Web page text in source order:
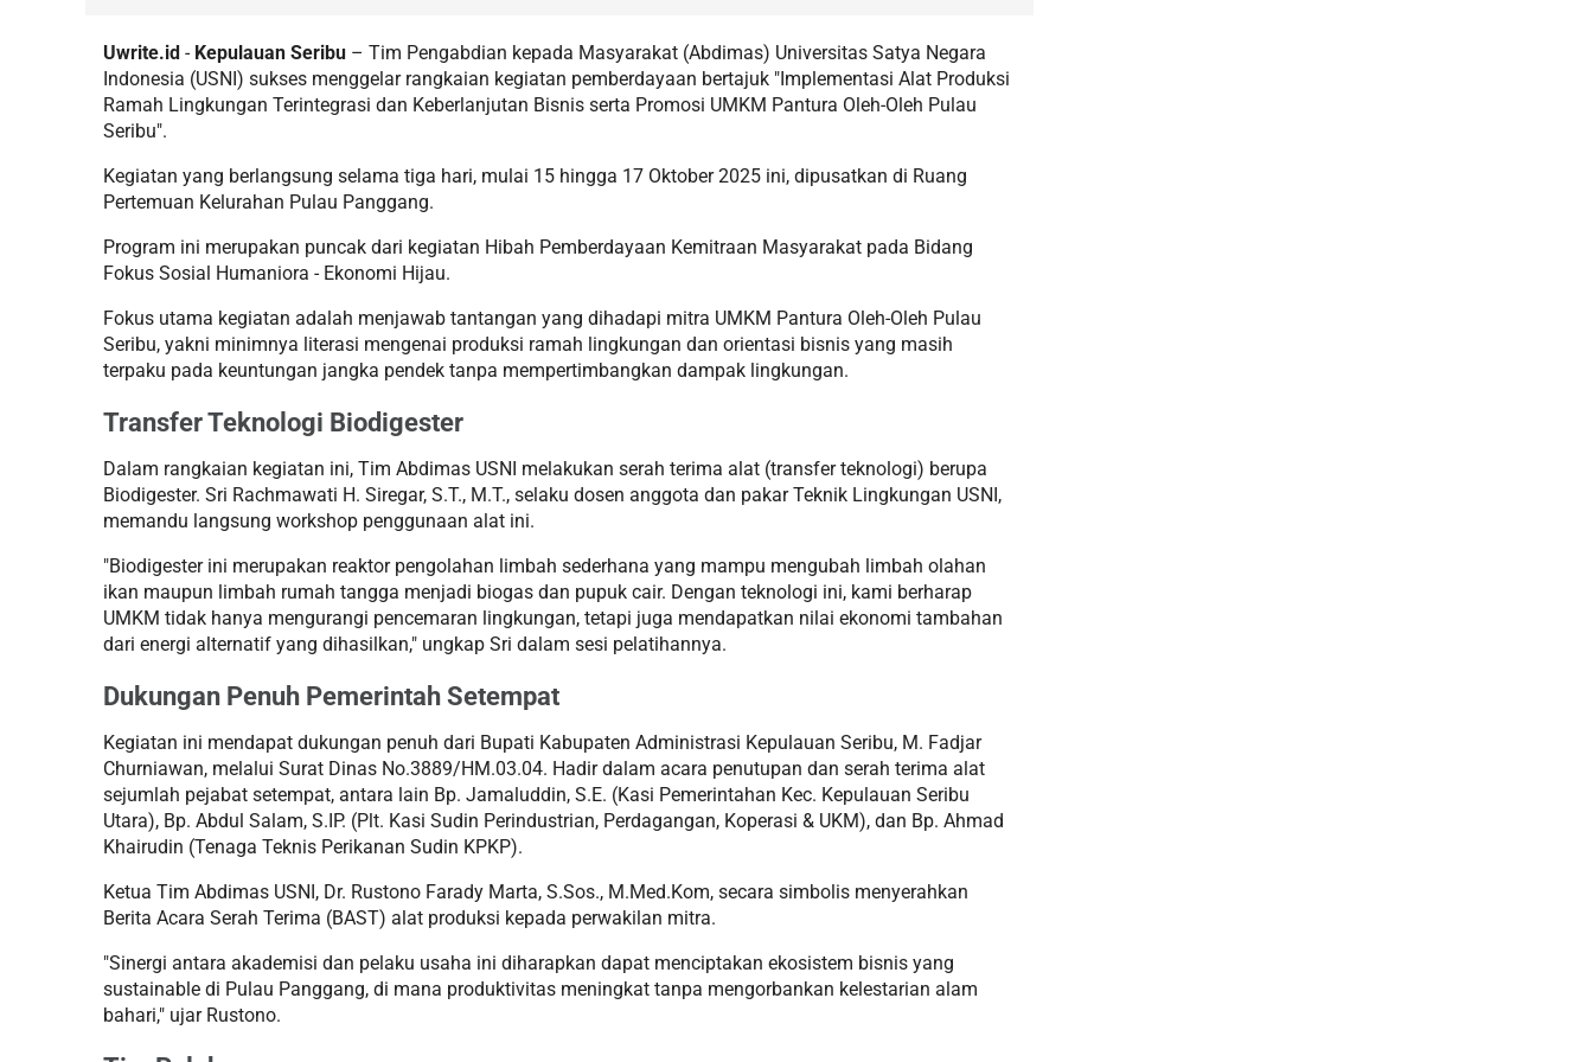
Uwrite.id - Kepulauan Seribu – Tim Pengabdian kepada Masyarakat (Abdimas) Universitas Satya Negara
Indonesia (USNI) sukses menggelar rangkaian kegiatan pemberdayaan bertajuk "Implementasi Alat Produksi
Ramah Lingkungan Terintegrasi dan Keberlanjutan Bisnis serta Promosi UMKM Pantura Oleh-Oleh Pulau
Seribu".
Kegiatan yang berlangsung selama tiga hari, mulai 15 hingga 17 Oktober 2025 ini, dipusatkan di Ruang
Pertemuan Kelurahan Pulau Panggang.
Program ini merupakan puncak dari kegiatan Hibah Pemberdayaan Kemitraan Masyarakat pada Bidang
Fokus Sosial Humaniora - Ekonomi Hijau.
Fokus utama kegiatan adalah menjawab tantangan yang dihadapi mitra UMKM Pantura Oleh-Oleh Pulau
Seribu, yakni minimnya literasi mengenai produksi ramah lingkungan dan orientasi bisnis yang masih
terpaku pada keuntungan jangka pendek tanpa mempertimbangkan dampak lingkungan.
Transfer Teknologi Biodigester
Dalam rangkaian kegiatan ini, Tim Abdimas USNI melakukan serah terima alat (transfer teknologi) berupa
Biodigester. Sri Rachmawati H. Siregar, S.T., M.T., selaku dosen anggota dan pakar Teknik Lingkungan USNI,
memandu langsung workshop penggunaan alat ini.
"Biodigester ini merupakan reaktor pengolahan limbah sederhana yang mampu mengubah limbah olahan
ikan maupun limbah rumah tangga menjadi biogas dan pupuk cair. Dengan teknologi ini, kami berharap
UMKM tidak hanya mengurangi pencemaran lingkungan, tetapi juga mendapatkan nilai ekonomi tambahan
dari energi alternatif yang dihasilkan," ungkap Sri dalam sesi pelatihannya.
Dukungan Penuh Pemerintah Setempat
Kegiatan ini mendapat dukungan penuh dari Bupati Kabupaten Administrasi Kepulauan Seribu, M. Fadjar
Churniawan, melalui Surat Dinas No.3889/HM.03.04. Hadir dalam acara penutupan dan serah terima alat
sejumlah pejabat setempat, antara lain Bp. Jamaluddin, S.E. (Kasi Pemerintahan Kec. Kepulauan Seribu
Utara), Bp. Abdul Salam, S.IP. (Plt. Kasi Sudin Perindustrian, Perdagangan, Koperasi & UKM), dan Bp. Ahmad
Khairudin (Tenaga Teknis Perikanan Sudin KPKP).
Ketua Tim Abdimas USNI, Dr. Rustono Farady Marta, S.Sos., M.Med.Kom, secara simbolis menyerahkan
Berita Acara Serah Terima (BAST) alat produksi kepada perwakilan mitra.
"Sinergi antara akademisi dan pelaku usaha ini diharapkan dapat menciptakan ekosistem bisnis yang
sustainable di Pulau Panggang, di mana produktivitas meningkat tanpa mengorbankan kelestarian alam
bahari," ujar Rustono.